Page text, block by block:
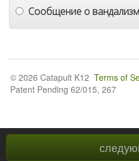
Сообщение о
© 2026 Catapult K12 Terms of
Patent Pending 62/015, 267